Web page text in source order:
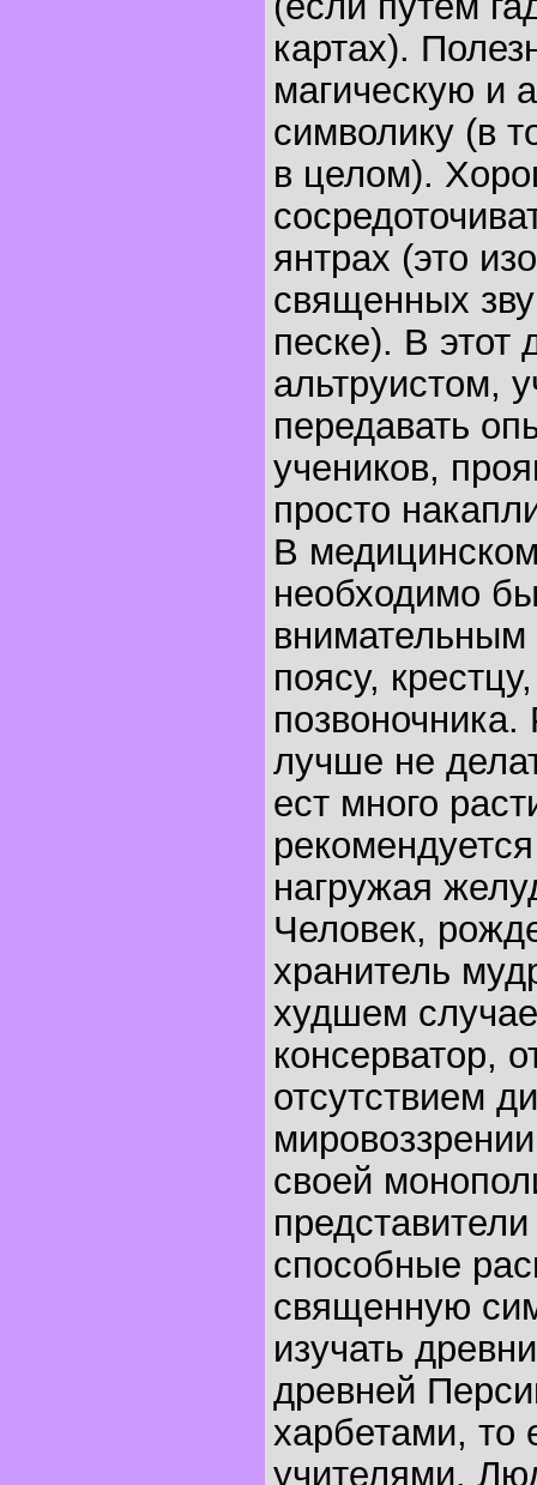
картах).
магическую и
символику (в
в целом).
янтрах (это
священных
песке). В этот
альтруистом,
передавать
учеников,
просто
В
необходимо
внимательным
поясу,
лучше не
ест много
нагружая
Человек,
хранитель
худшем
консерватор,
отсутствием
своей
способные
священную
изучать
древней
харбетами, то
учителями.